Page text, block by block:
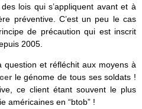
lois qui s’appliquent avant et à
préventive. C’est un peu le cas
de précaution qui est inscrit
2005.
question et réfléchit aux moyens à
le génome de tous ses soldats !
ce client étant souvent le plus
américaines en “btob” !